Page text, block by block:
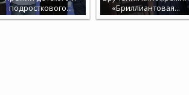
подросткового…
«Бриллиантовая…